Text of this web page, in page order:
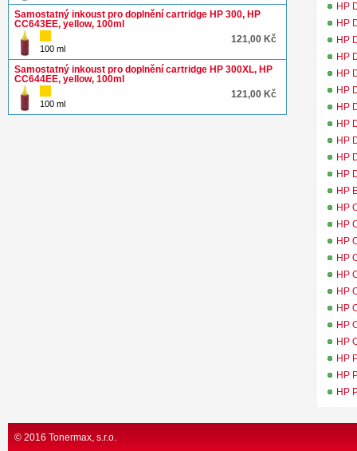
Samostatný inkoust pro doplnění cartridge HP 300, HP
CC643EE, yellow, 100ml
121,00 Kč
100 ml
Samostatný inkoust pro doplnění cartridge HP 300XL, HP
CC644EE, yellow, 100ml
121,00 Kč
100 ml
HP
HP
HP
HP
HP
HP
HP
HP
HP
HP
HP
HP
HP
HP
HP
HP
HP
HP
HP
HP
HP
HP
HP
HP
© 2016 Tonermax, s.r.o.